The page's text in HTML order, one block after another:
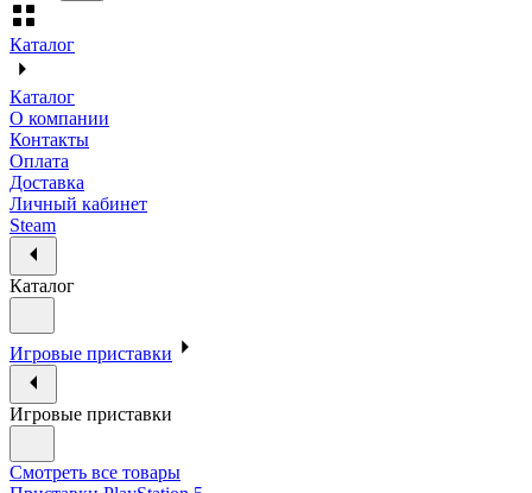
Каталог
Каталог
О компании
Контакты
Оплата
Доставка
Личный кабинет
Steam
Каталог
Игровые приставки
Игровые приставки
Смотреть все товары